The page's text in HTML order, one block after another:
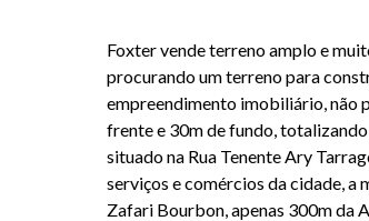
Foxter vende terreno amplo e
procurando um terreno para
empreendimento imobiliário, não
frente e 30m de fundo,
situado na Rua Tenente Ary
serviços e comércios da cidade, a
Zafari Bourbon, apenas 300m da